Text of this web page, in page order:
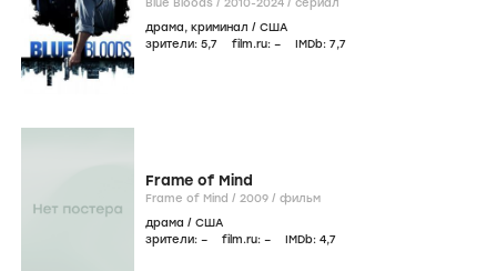
драма, криминал / США
зрители: 5,7 film.ru: – IMDb: 7,7
Frame of Mind
Frame of Mind / 2009 / фильм
драма / США
зрители: – film.ru: – IMDb: 4,7